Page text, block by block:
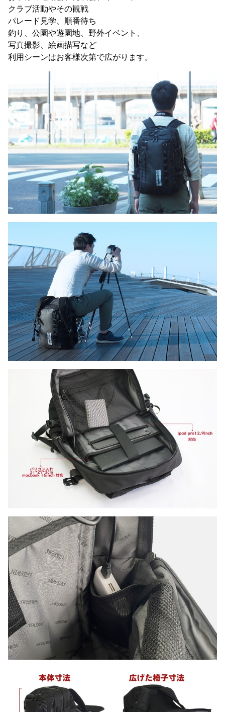
クラブ活動やその観戦
パレード見学、順番待ち
釣り、公園や遊園地、野外イベント、
写真撮影、絵画描写など
利用シーンはお客様次第で広がります。